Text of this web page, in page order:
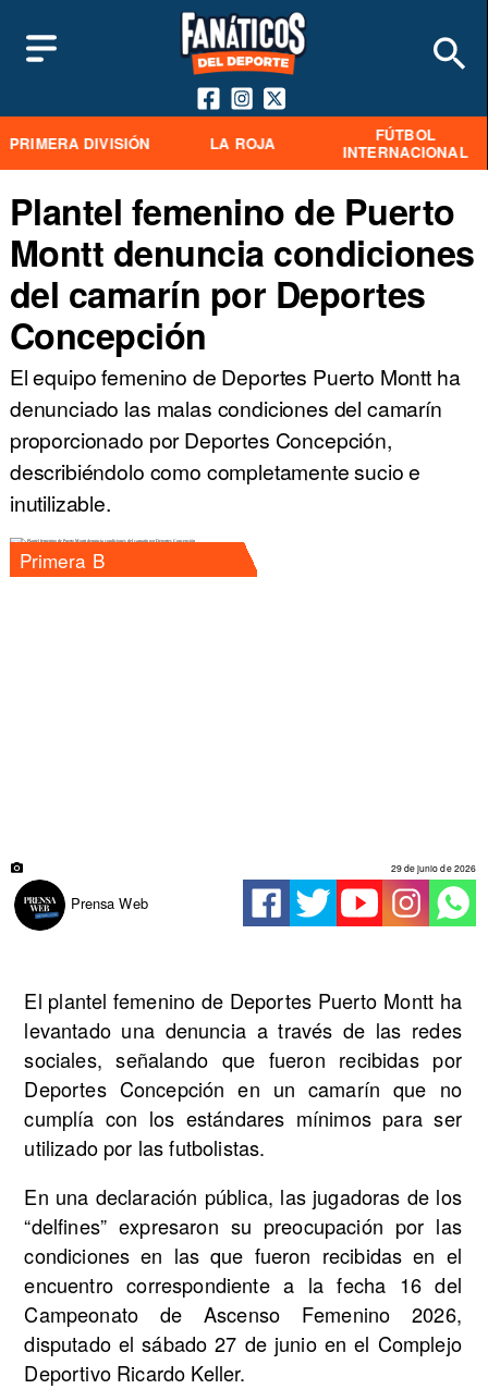
PRIMERA DIVISIÓN LA ROJA
FÚTBOL
INTERNACIONAL
Plantel femenino de Puerto
Montt denuncia condiciones
del camarín por Deportes
Concepción
El equipo femenino de Deportes Puerto Montt ha
denunciado las malas condiciones del camarín
proporcionado por Deportes Concepción,
describiéndolo como completamente sucio e
inutilizable.
Primera B
Prensa Web
29 de junio de 2026
El plantel femenino de Deportes Puerto Montt ha
levantado una denuncia a través de las redes
sociales, señalando que fueron recibidas por
Deportes Concepción en un camarín que no
cumplía con los estándares mínimos para ser
utilizado por las futbolistas.
En una declaración pública, las jugadoras de los
“delfines” expresaron su preocupación por las
condiciones en las que fueron recibidas en el
encuentro correspondiente a la fecha 16 del
Campeonato de Ascenso Femenino 2026,
disputado el sábado 27 de junio en el Complejo
Deportivo Ricardo Keller.